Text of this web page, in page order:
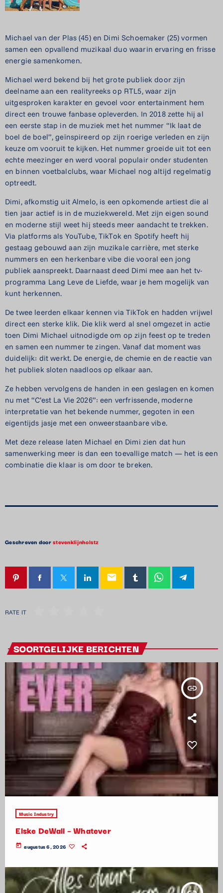
Michael van der Plas (45) en Dimi Schoemaker (25) vormen
samen een opvallend muzikaal duo waarin ervaring en frisse
energie samenkomen.
Michael werd bekend bij het grote publiek door zijn
deelname aan een realityreeks op RTL5, waar zijn
uitgesproken karakter en gevoel voor entertainment hem
direct een trouwe fanbase opleverden. In 2018 zette hij al
een eerste stap in de muziek met het nummer “Ik laat de
boel de boel”, geïnspireerd op zijn roerige verleden en zijn
keuze om vooruit te kijken. Het nummer groeide uit tot een
echte meezinger en werd vooral populair onder studenten
en binnen voetbalclubs, waar Michael nog altijd regelmatig
optreedt.
Dimi, afkomstig uit Almelo, is een opkomende artiest die al
tien jaar actief is in de muziekwereld. Met zijn eigen sound
en moderne stijl weet hij steeds meer aandacht te trekken.
Via platforms als YouTube, TikTok en Spotify heeft hij
gestaag gebouwd aan zijn muzikale carrière, met sterke
nummers en een herkenbare vibe die vooral een jong
publiek aanspreekt. Daarnaast deed Dimi mee aan het tv-
programma Lang Leve de Liefde, waar je hem mogelijk van
kunt herkennen.
De twee leerden elkaar kennen via TikTok en hadden vrijwel
direct een sterke klik. Die klik werd al snel omgezet in actie
toen Dimi Michael uitnodigde om op zijn feest op te treden
en samen een nummer te zingen. Vanaf dat moment was
duidelijk: dit werkt. De energie, de chemie en de reactie van
het publiek sloten naadloos op elkaar aan.
Ze hebben vervolgens de handen in een geslagen en komen
nu met “C’est La Vie 2026”: een verfrissende, moderne
interpretatie van het bekende nummer, gegoten in een
eigentijds jasje met een onweerstaanbare vibe.
Met deze release laten Michael en Dimi zien dat hun
samenwerking meer is dan een toevallige match — het is een
combinatie die klaar is om door te breken.
Geschreven doorstevenklijnholstz
email
RATE IT
SOORTGELIJKE BERICHTEN
insert_link
Music Industry
Elske DeWall – Whatever
today augustus 6, 2026